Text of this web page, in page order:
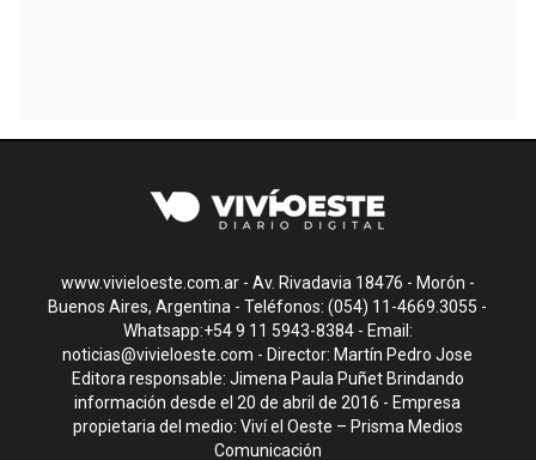
www.vivieloeste.com.ar - Av. Rivadavia 18476 - Morón -
Buenos Aires, Argentina - Teléfonos: (054) 11-4669.3055 -
Whatsapp:+54 9 11 5943-8384 - Email:
noticias@vivieloeste.com - Director: Martín Pedro Jose
Editora responsable: Jimena Paula Puñet Brindando
información desde el 20 de abril de 2016 - Empresa
propietaria del medio: Viví el Oeste – Prisma Medios
Comunicación